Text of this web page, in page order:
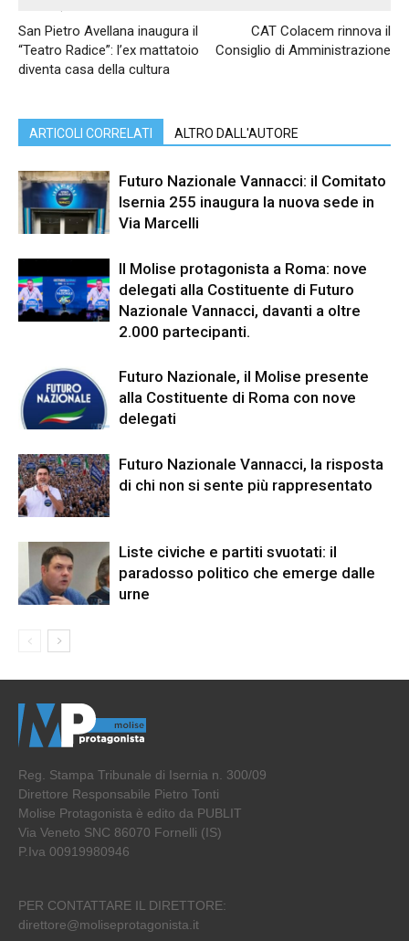
San Pietro Avellana inaugura il
“Teatro Radice”: l’ex mattatoio
diventa casa della cultura
CAT Colacem rinnova il
Consiglio di Amministrazione
ARTICOLI CORRELATI ALTRO DALL'AUTORE
Futuro Nazionale Vannacci: il Comitato
Isernia 255 inaugura la nuova sede in
Via Marcelli
Il Molise protagonista a Roma: nove
delegati alla Costituente di Futuro
Nazionale Vannacci, davanti a oltre
2.000 partecipanti.
Futuro Nazionale, il Molise presente
alla Costituente di Roma con nove
delegati
Futuro Nazionale Vannacci, la risposta
di chi non si sente più rappresentato
Liste civiche e partiti svuotati: il
paradosso politico che emerge dalle
urne
Reg. Stampa Tribunale di Isernia n. 300/09
Direttore Responsabile Pietro Tonti
Molise Protagonista è edito da PUBLIT
Via Veneto SNC 86070 Fornelli (IS)
P.Iva 00919980946
PER CONTATTARE IL DIRETTORE:
direttore@moliseprotagonista.it